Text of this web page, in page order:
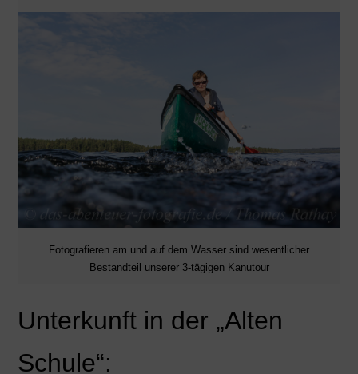
Fotografieren am und auf dem Wasser sind wesentlicher
Bestandteil unserer 3-tägigen Kanutour
Unterkunft in der „Alten
Schule“: